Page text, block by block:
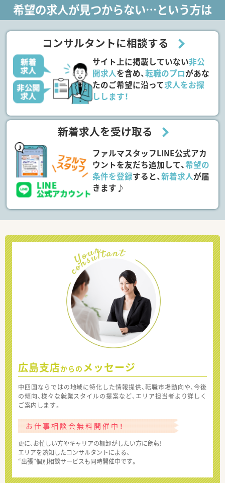
希望の求人が見つからない…という方は
コンサルタントに相談する
サイト上に掲載していない非公
開求人を含め、転職のプロがあな
たのご希望に沿って求人をお探
しします！
新着求人を受け取る
ファルマスタッフLINE公式アカ
ウントを友だち追加して、希望の
条件を登録すると、新着求人が届
きます♪
広島支店からの メッセージ
中四国ならではの地域に特化した情報提供、転職市場動向や、今後
の傾向、様々な就業スタイルの提案など、エリア担当者より詳しく
ご案内します。
お仕事相談会無料開催中！
更に、お忙しい方やキャリアの棚卸がしたい方に朗報!
エリアを熟知したコンサルタントによる、
“出張”個別相談サービスも同時開催中です。